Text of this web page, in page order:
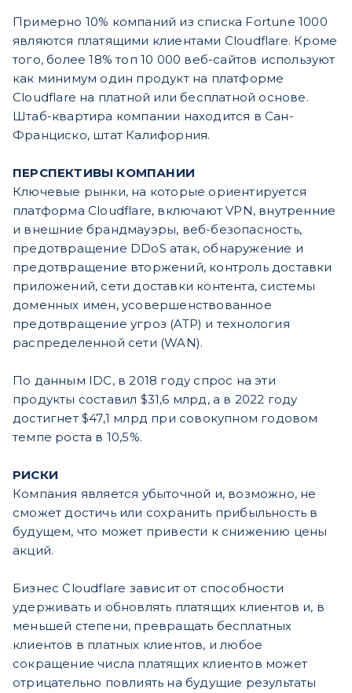
Примерно 10% компаний из списка Fortune 1000
являются платящими клиентами Cloudflare. Кроме
того, более 18% топ 10 000 веб-сайтов используют
как минимум один продукт на платформе
Cloudflare на платной или бесплатной основе.
Штаб-квартира компании находится в Сан-
Франциско, штат Калифорния.
ПЕРСПЕКТИВЫ КОМПАНИИ
Ключевые рынки, на которые ориентируется
платформа Cloudflare, включают VPN, внутренние
и внешние брандмауэры, веб-безопасность,
предотвращение DDoS атак, обнаружение и
предотвращение вторжений, контроль доставки
приложений, сети доставки контента, системы
доменных имен, усовершенствованное
предотвращение угроз (ATP) и технология
распределенной сети (WAN).
По данным IDC, в 2018 году спрос на эти
продукты составил $31,6 млрд, а в 2022 году
достигнет $47,1 млрд при совокупном годовом
темпе роста в 10,5%.
РИСКИ
Компания является убыточной и, возможно, не
сможет достичь или сохранить прибыльность в
будущем, что может привести к снижению цены
акций.
Бизнес Cloudflare зависит от способности
удерживать и обновлять платящих клиентов и, в
меньшей степени, превращать бесплатных
клиентов в платных клиентов, и любое
сокращение числа платящих клиентов может
отрицательно повлиять на будущие результаты